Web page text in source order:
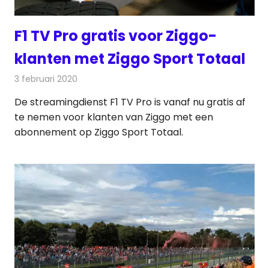
F1 TV Pro gratis voor Ziggo-
klanten met Ziggo Sport Totaal
3 februari 2020
De streamingdienst F1 TV Pro is vanaf nu gratis af
te nemen voor klanten van Ziggo met een
abonnement op Ziggo Sport Totaal.